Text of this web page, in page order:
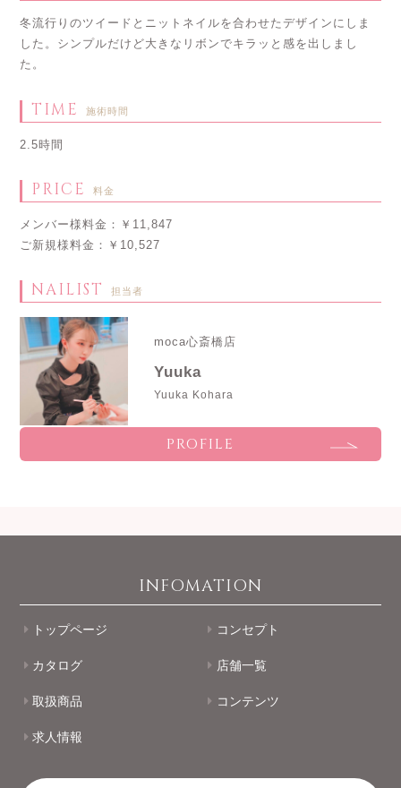
冬流行りのツイードとニットネイルを合わせたデザインにしま
した。シンプルだけど大きなリボンでキラッと感を出しまし
た。
TIME 施術時間
2.5時間
PRICE 料金
メンバー様料金：￥11,847
ご新規様料金：￥10,527
NAILIST 担当者
moca心斎橋店
Yuuka
Yuuka Kohara
PROFILE
INFOMATION
トップページ コンセプト
カタログ 店舗一覧
取扱商品 コンテンツ
求人情報